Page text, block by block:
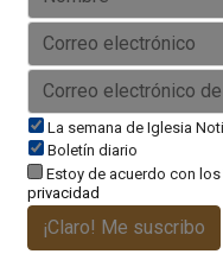
La semana de Iglesia
Boletín diario
Estoy de acuerdo con los
privacidad
¡Claro! Me suscribo